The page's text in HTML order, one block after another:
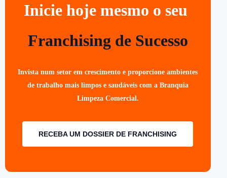
Inicie hoje mesmo o seu
Franchising de Sucesso
Invista num setor em crescimento e proporcione ambientes
de trabalho mais limpos e saudáveis com a Branquia
Limpeza Comercial.
RECEBA UM DOSSIER DE FRANCHISING